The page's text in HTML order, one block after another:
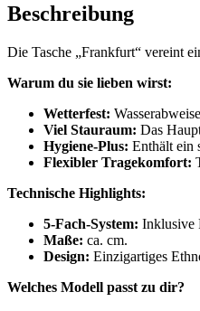
Beschreibung
Die Tasche „Frankfurt“ vereint
Warum du sie lieben wirst:
Wetterfest:
Viel Stauraum: Das
Hygiene-Plus: Enthält ein
Flexibler Tragekomfort:
Technische Highlights:
5-Fach-System: Inklusive
Maße: ca. cm.
Design: Einzigartiges
Welches Modell passt zu dir?